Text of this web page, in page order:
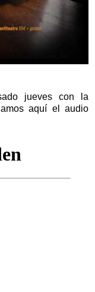
jueves con la
aquí el audio